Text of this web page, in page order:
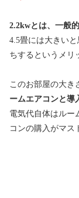
2.2kwとは、一般
4.5畳には大きい
ちするというメリ
このお部屋の大き
ームエアコンと導
電気代自体はルー
コンの購入がマス